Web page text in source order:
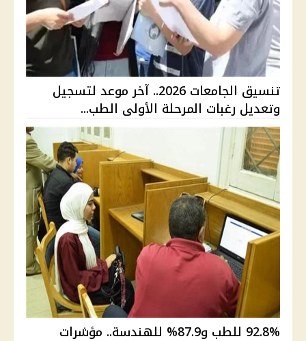
تنسيق الجامعات 2026.. آخر موعد لتسجيل
وتعديل رغبات المرحلة الأولى الطب...
92.8% للطب و87.9% للهندسة.. مؤشرات